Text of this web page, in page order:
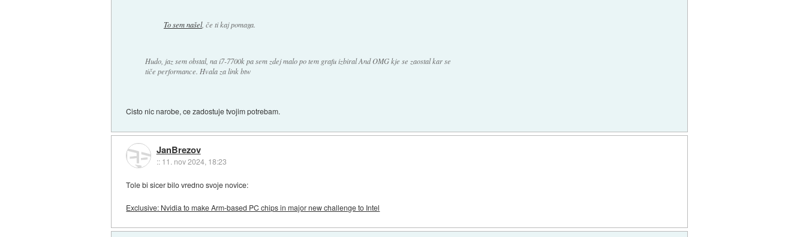
To sem našel, če ti kaj pomaga.
Hudo, jaz sem obstal, na i7-7700k pa sem zdej malo po tem grafu izbiral And OMG kje se zaostal kar se
tiče performance. Hvala za link btw
Cisto nic narobe, ce zadostuje tvojim potrebam.
JanBrezov
:: 11. nov 2024, 18:23
Tole bi sicer bilo vredno svoje novice:
Exclusive: Nvidia to make Arm-based PC chips in major new challenge to Intel